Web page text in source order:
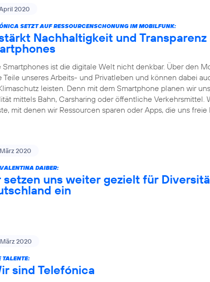
2020
SETZT AUF RESSOURCENSCHONUNG IM MOBILFUNK:
Nachhaltigkeit und Transparenz
Smartphones ist die digitale Welt nicht denkbar. Über den
Teile unseres Arbeits- und Privatleben und können dabei
leisten. Denn mit dem Smartphone planen wir
mittels Bahn, Carsharing oder öffentliche Verkehrsmittel.
mit denen wir Ressourcen sparen oder Apps, die uns freie
2020
DAIBER:
setzen uns weiter gezielt für
ein
2020
TALENTE:
sind Telefónica